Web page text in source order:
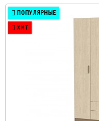
ПОПУЛЯРНЫЕ
ХИТ